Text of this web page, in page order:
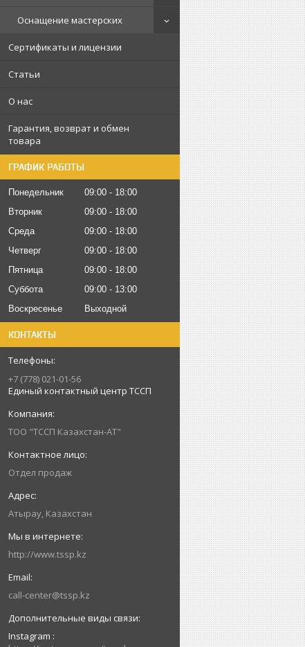
Оснащение мастерских
Сертификаты и лицензии
Статьи
О нас
Гарантия, возврат и обмен
товара
ГРАФИК РАБОТЫ
Понедельник 09:00
18:00
Вторник
09:00
18:00
Среда
09:00
18:00
Четверг
09:00
18:00
Пятница
09:00
18:00
Суббота
09:00
13:00
Воскресенье
Выходной
КОНТАКТЫ
+7 (778) 021-01-56
Единый контактный центр ТССП
ТОО "ТССП Казахстан-АТ"
Отдел продаж
Атырау, Казахстан
http://www.tssp.kz
call-center@tssp.kz
Instagram